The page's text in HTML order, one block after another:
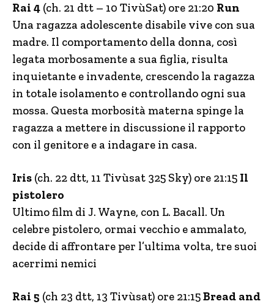
Rai 4 (ch. 21 dtt – 10 TivùSat) ore 21:20 Run
Una ragazza adolescente disabile vive con sua
madre. Il comportamento della donna, così
legata morbosamente a sua figlia, risulta
inquietante e invadente, crescendo la ragazza
in totale isolamento e controllando ogni sua
mossa. Questa morbosità materna spinge la
ragazza a mettere in discussione il rapporto
con il genitore e a indagare in casa.
Iris (ch. 22 dtt, 11 Tivùsat 325 Sky) ore 21:15 Il
pistolero
Ultimo film di J. Wayne, con L. Bacall. Un
celebre pistolero, ormai vecchio e ammalato,
decide di affrontare per l’ultima volta, tre suoi
acerrimi nemici
Rai 5 (ch 23 dtt, 13 Tivùsat) ore 21:15Bread and